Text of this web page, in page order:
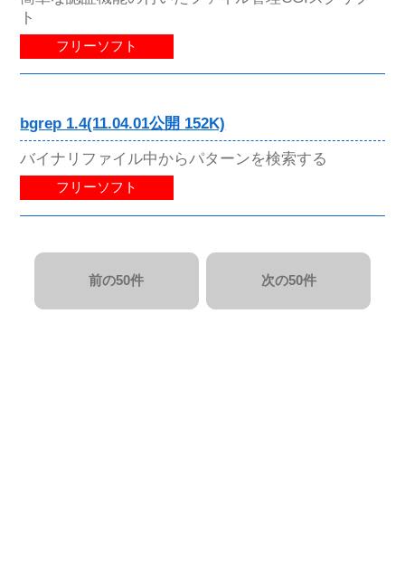
ト
フリーソフト
bgrep 1.4(11.04.01公開 152K)
バイナリファイル中からパターンを検索する
フリーソフト
前の50件 次の50件